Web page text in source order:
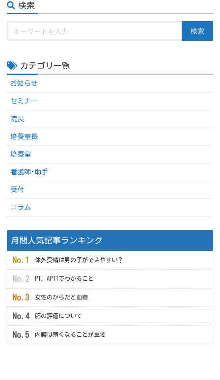
検索
検索
カテゴリ一覧
お知らせ
セミナー
院長
培養室長
培養室
看護師･助手
受付
コラム
月間人気記事ランキング
体外受精は男の子ができやすい？
PT、APTTでわかること
女性のからだと血糖
胚の評価について
内膜は薄くなることが重要